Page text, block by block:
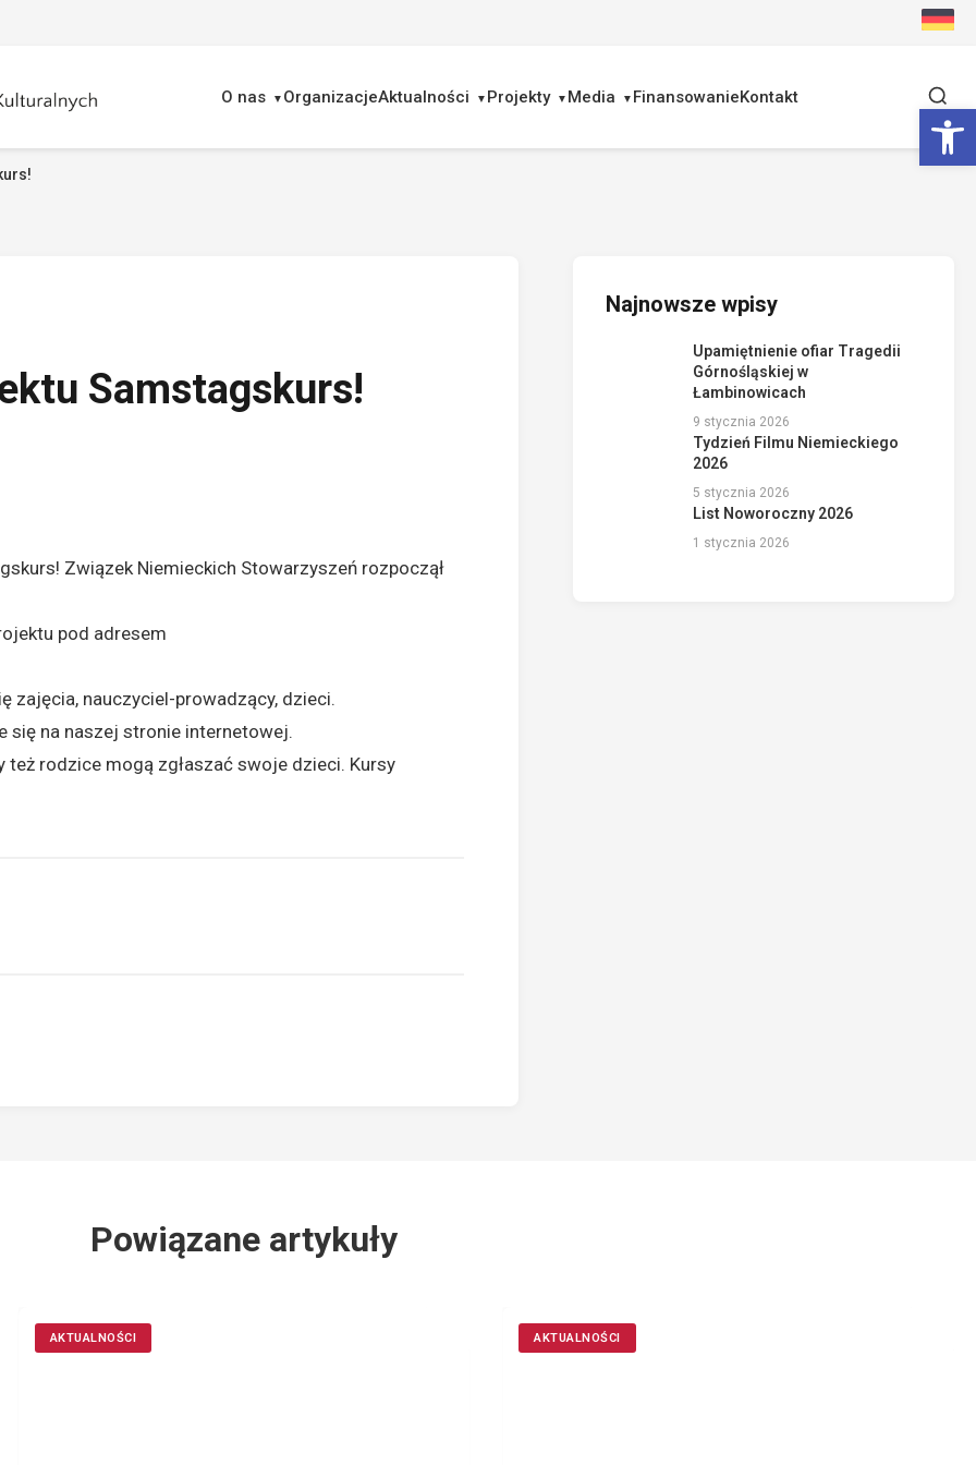
O nas OrganizacjeAktualności Projekty Media FinansowanieKontakt
Samstagskurs!
Związek Niemieckich Stowarzyszeń rozpoczął
pod adresem
zajęcia, nauczyciel-prowadzący, dzieci.
się na naszej stronie internetowej.
też rodzice mogą zgłaszać swoje dzieci. Kursy
Najnowsze wpisy
Upamiętnienie ofiar Tragedii
Górnośląskiej w
Łambinowicach
9 stycznia 2026
Tydzień Filmu Niemieckiego
2026
5 stycznia 2026
List Noworoczny 2026
1 stycznia 2026
Powiązane artykuły
AKTUALNOŚCI AKTUALNOŚCI